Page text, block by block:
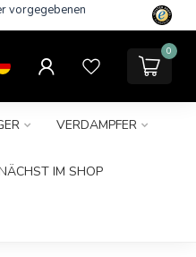
vorgegebenen
0
VERDAMPFER
IM SHOP